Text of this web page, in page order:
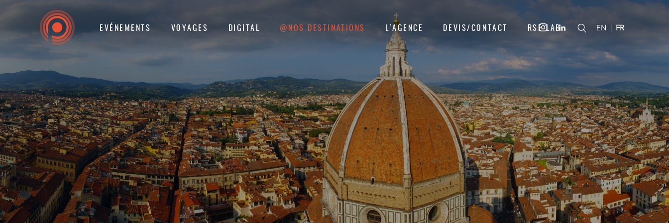
EVÉNEMENTS VOYAGES DIGITAL @NOS DESTINATIONS L’AGENCE DEVIS/CONTACT RSE LAB EN | FR